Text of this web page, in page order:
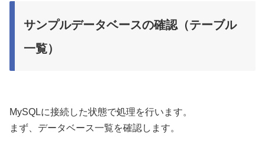
サンプルデータベースの確認（テーブル
一覧）
MySQLに接続した状態で処理を行います。
まず、データベース一覧を確認します。